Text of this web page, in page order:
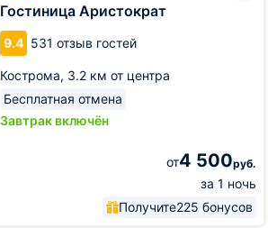
Гостиница Аристократ
9.4 531 отзыв гостей
Кострома, 3.2 км от центра
Бесплатная отмена
Завтрак включён
от4 500руб.
за 1 ночь
Получите225 бонусов